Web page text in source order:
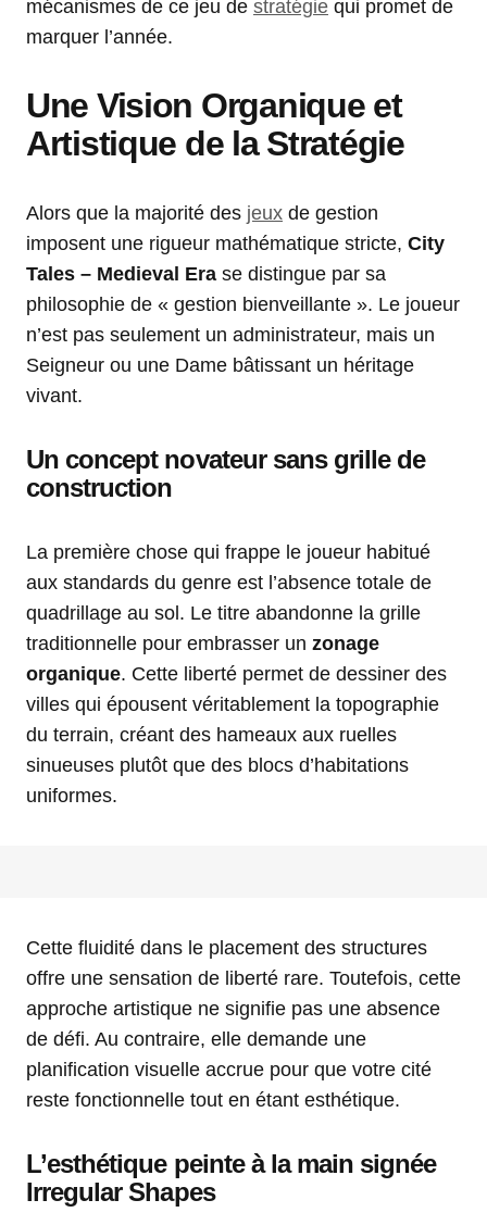
mécanismes de ce jeu de stratégie qui promet de
marquer l’année.
Une Vision Organique et
Artistique de la Stratégie
Alors que la majorité des jeux de gestion
imposent une rigueur mathématique stricte, City
Tales – Medieval Era se distingue par sa
philosophie de « gestion bienveillante ». Le joueur
n’est pas seulement un administrateur, mais un
Seigneur ou une Dame bâtissant un héritage
vivant.
Un concept novateur sans grille de
construction
La première chose qui frappe le joueur habitué
aux standards du genre est l’absence totale de
quadrillage au sol. Le titre abandonne la grille
traditionnelle pour embrasser un zonage
organique. Cette liberté permet de dessiner des
villes qui épousent véritablement la topographie
du terrain, créant des hameaux aux ruelles
sinueuses plutôt que des blocs d’habitations
uniformes.
Cette fluidité dans le placement des structures
offre une sensation de liberté rare. Toutefois, cette
approche artistique ne signifie pas une absence
de défi. Au contraire, elle demande une
planification visuelle accrue pour que votre cité
reste fonctionnelle tout en étant esthétique.
L’esthétique peinte à la main signée
Irregular Shapes